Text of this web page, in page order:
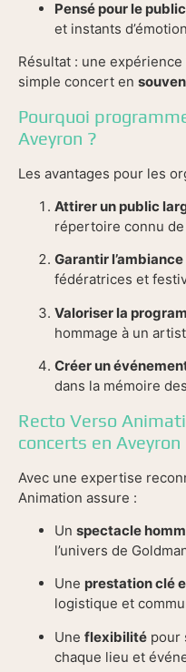
Pensé pour le public
et instants
Résultat : une
simple concert en
Pourquoi
Aveyron ?
Les avantages pour les
Attirer un public
répertoire connu
Garantir l’ambiance
fédératrices et
Valoriser la
hommage à un
Créer un
dans la mémoire
Recto Verso
concerts en Aveyron
Avec une expertise
Animation assure :
Un spectacle
l’univers de
Une prestation clé
logistique et
Une flexibilité pour
chaque lieu et